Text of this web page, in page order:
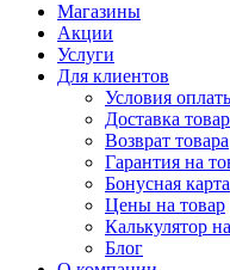
Магазины
Акции
Услуги
Для клиентов
Условия
Доставка
Возврат товара
Гарантия на
Бонусная карта
Цены на товар
Калькулятор
Блог